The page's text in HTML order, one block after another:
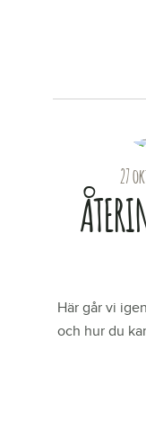
27
Här går vi
och hur du